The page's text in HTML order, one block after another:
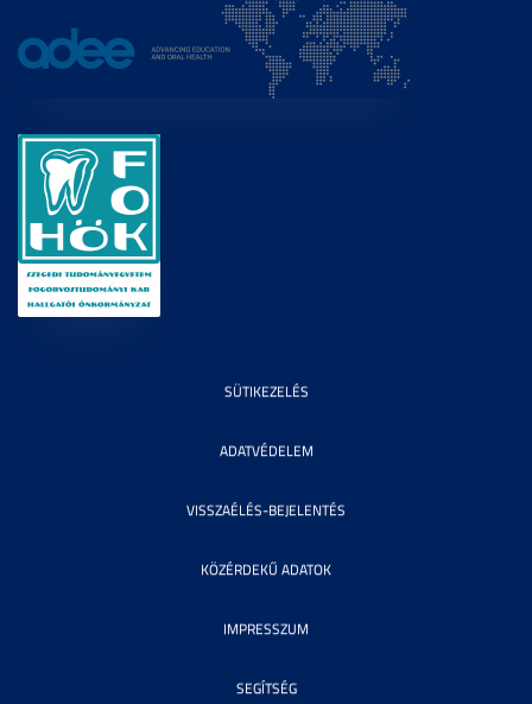
SÜTIKEZELÉS
ADATVÉDELEM
VISSZAÉLÉS-BEJELENTÉS
KÖZÉRDEKŰ ADATOK
IMPRESSZUM
SEGÍTSÉG